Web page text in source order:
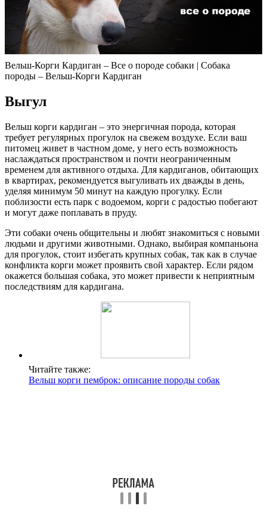
Вельш-Корги Кардиган – Все о породе собаки | Собака
породы – Вельш-Корги Кардиган
Выгул
Вельш корги кардиган – это энергичная порода, которая
требует регулярных прогулок на свежем воздухе. Если ваш
питомец живет в частном доме, у него есть возможность
наслаждаться пространством и почти неограниченным
временем для активного отдыха. Для кардиганов, обитающих
в квартирах, рекомендуется выгуливать их дважды в день,
уделяя минимум 50 минут на каждую прогулку. Если
поблизости есть парк с водоемом, корги с радостью побегают
и могут даже поплавать в пруду.
Эти собаки очень общительны и любят знакомиться с новыми
людьми и другими животными. Однако, выбирая компаньона
для прогулок, стоит избегать крупных собак, так как в случае
конфликта корги может проявить свой характер. Если рядом
окажется большая собака, это может привести к неприятным
последствиям для кардигана.
Читайте также:
Вельш корги пемброк: описание породы собак